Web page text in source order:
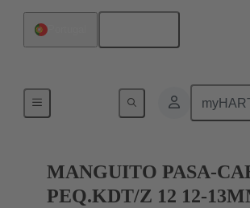
MANGUITO PASA-
PEQ.KDT/Z 12 12-